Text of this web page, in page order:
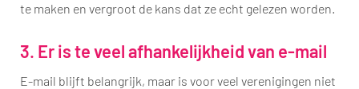
te maken en vergroot de kans dat ze echt gelezen worden.
3. Er is te veel afhankelijkheid van e-mail
E-mail blijft belangrijk, maar is voor veel verenigingen niet